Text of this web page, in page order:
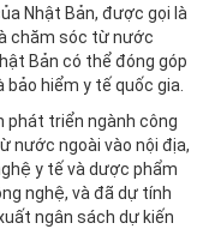
Nhật Bản, được gọi là
chăm sóc từ nước
Bản có thể đóng góp
hiểm y tế quốc gia.
phát triển ngành công
nước ngoài vào nội địa,
y tế và dược phẩm
nghệ, và đã dự tính
ngân sách dự kiến